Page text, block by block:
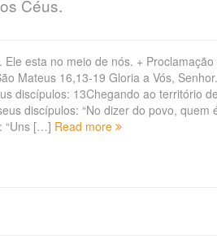
Céus.
esta no meio de nós. +
Mateus 16,13-19 Gloria a Vós,
discípulos: 13Chegando ao território
discípulos: “No dizer do povo, quem
“Uns […] Read more